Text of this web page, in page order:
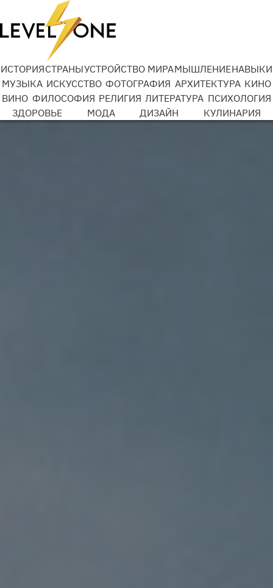
ИСТОРИЯСТРАНЫУСТРОЙСТВО МИРАМЫШЛЕНИЕНАВЫКИ
МУЗЫКА ИСКУССТВО ФОТОГРАФИЯ АРХИТЕКТУРА КИНО
ВИНО ФИЛОСОФИЯ РЕЛИГИЯ ЛИТЕРАТУРА ПСИХОЛОГИЯ
ЗДОРОВЬЕ
МОДА ДИЗАЙН КУЛИНАРИЯ
Добро Mail.ru
Подробности